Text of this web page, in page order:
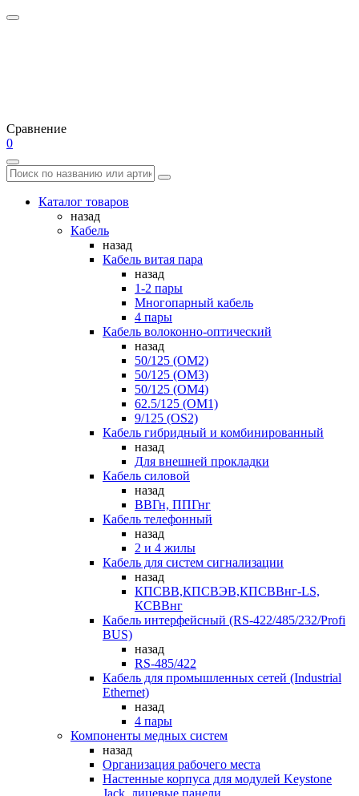
Сравнение
0
Каталог товаров
назад
Кабель
назад
Кабель витая пара
назад
1-2 пары
Многопарный кабель
4 пары
Кабель волоконно-оптический
назад
50/125 (OM2)
50/125 (OM3)
50/125 (OM4)
62.5/125 (OM1)
9/125 (OS2)
Кабель гибридный и комбинированный
назад
Для внешней прокладки
Кабель силовой
назад
ВВГн, ППГнг
Кабель телефонный
назад
2 и 4 жилы
Кабель для систем сигнализации
назад
КПСВВ,КПСВЭВ,КПСВВнг-LS,
КСВВнг
Кабель интерфейсный (RS-422/485/232/Profi
BUS)
назад
RS-485/422
Кабель для промышленных сетей (Industrial
Ethernet)
назад
4 пары
Компоненты медных систем
назад
Организация рабочего места
Настенные корпуса для модулей Keystone
Jack, лицевые панели